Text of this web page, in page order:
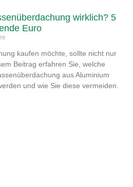
wirklich? 5
Euro
kaufen möchte, sollte nicht nur
Beitrag erfahren Sie, welche
aus Aluminium
und wie Sie diese vermeiden.